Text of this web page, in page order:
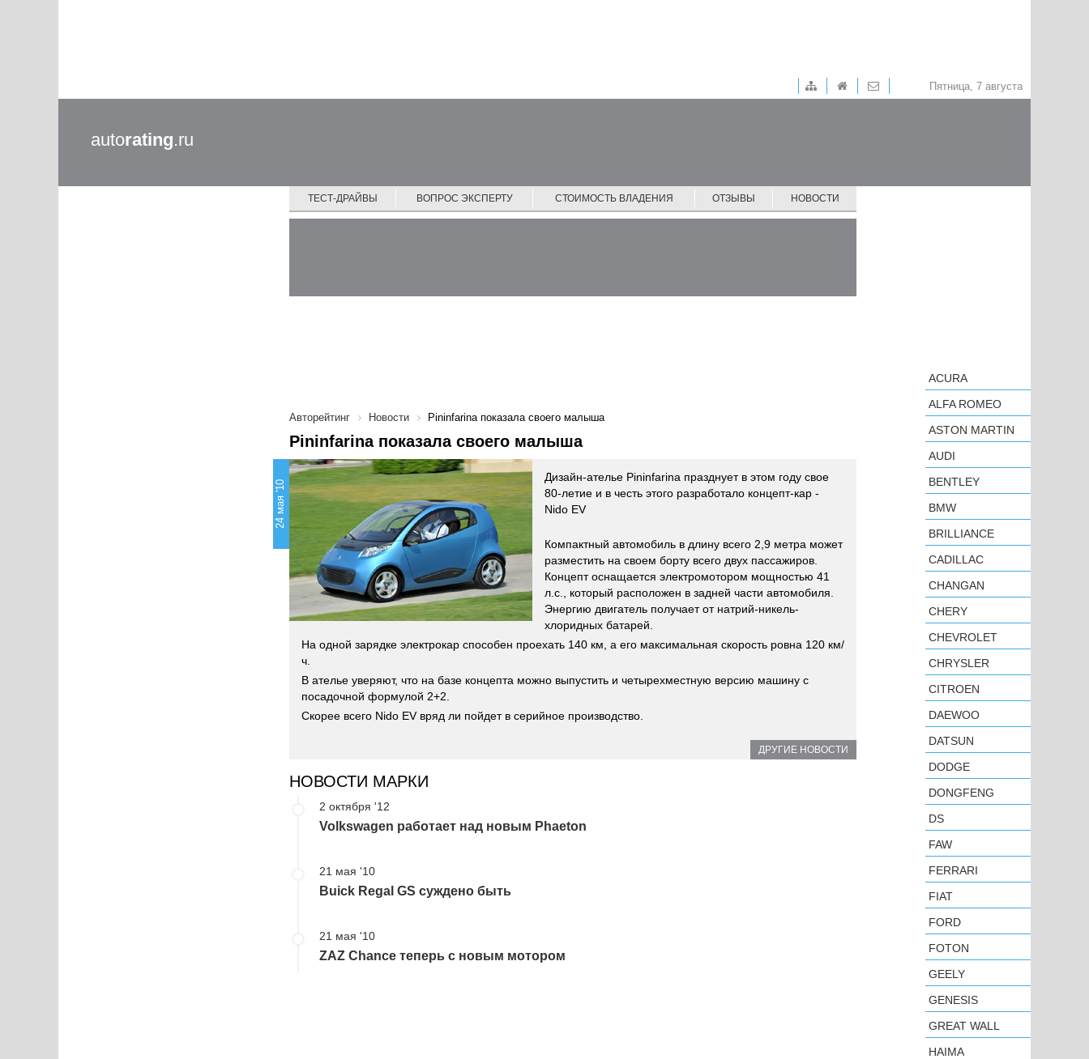
Пятница, 7 августа
autorating.ru
ТЕСТ-ДРАЙВЫ ВОПРОС ЭКСПЕРТУ СТОИМОСТЬ ВЛАДЕНИЯ ОТЗЫВЫ НОВОСТИ
Авторейтинг Новости Pininfarina показала своего малыша
Pininfarina показала своего малыша
24 мая '10
Дизайн-ателье Pininfarina празднует в этом году свое
80-летие и в честь этого разработало концепт-кар -
Nido EV
Компактный автомобиль в длину всего 2,9 метра может
разместить на своем борту всего двух пассажиров.
Концепт оснащается электромотором мощностью 41
л.с., который расположен в задней части автомобиля.
Энергию двигатель получает от натрий-никель-
хлоридных батарей.
На одной зарядке электрокар способен проехать 140 км, а его максимальная скорость ровна 120 км/
ч.
В ателье уверяют, что на базе концепта можно выпустить и четырехместную версию машину с
посадочной формулой 2+2.
Скорее всего Nido EV вряд ли пойдет в серийное производство.
ДРУГИЕ НОВОСТИ
НОВОСТИ МАРКИ
2 октября '12
Volkswagen работает над новым Phaeton
21 мая '10
Buick Regal GS суждено быть
21 мая '10
ZAZ Chance теперь с новым мотором
ACURA
ALFA ROMEO
ASTON MARTIN
AUDI
BENTLEY
BMW
BRILLIANCE
CADILLAC
CHANGAN
CHERY
CHEVROLET
CHRYSLER
CITROEN
DAEWOO
DATSUN
DODGE
DONGFENG
DS
FAW
FERRARI
FIAT
FORD
FOTON
GEELY
GENESIS
GREAT WALL
HAIMA